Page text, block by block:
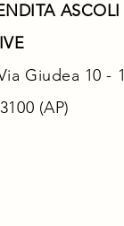
Giudea 10 -
(AP)